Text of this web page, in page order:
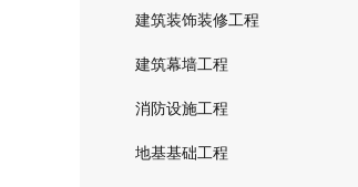
建筑装饰装修工程
建筑幕墙工程
消防设施工程
地基基础工程